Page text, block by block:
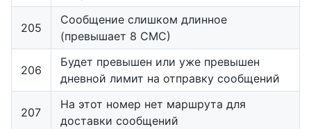
205
Сообщение слишком длинное
(превышает 8 СМС)
206
Будет превышен или уже превышен
дневной лимит на отправку сообщений
207
На этот номер нет маршрута для
доставки сообщений